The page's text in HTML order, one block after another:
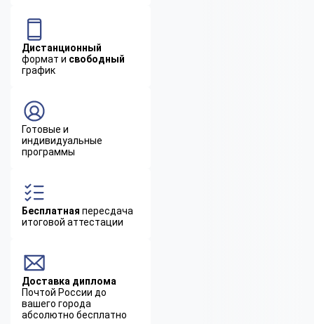
Дистанционный
формат и свободный
график
Готовые и
индивидуальные
программы
Бесплатная пересдача
итоговой аттестации
Доставка диплома
Почтой России до
вашего города
абсолютно бесплатно